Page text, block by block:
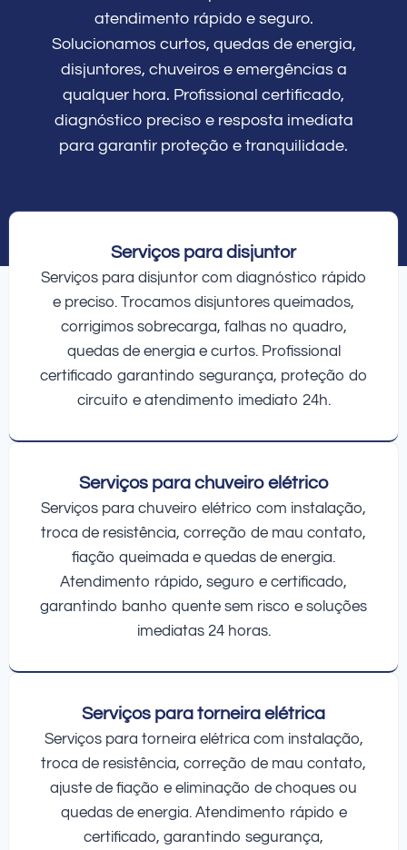
atendimento rápido e seguro.
Solucionamos curtos, quedas de energia,
disjuntores, chuveiros e emergências a
qualquer hora. Profissional certificado,
diagnóstico preciso e resposta imediata
para garantir proteção e tranquilidade.
Serviços para disjuntor
Serviços para disjuntor com diagnóstico rápido
e preciso. Trocamos disjuntores queimados,
corrigimos sobrecarga, falhas no quadro,
quedas de energia e curtos. Profissional
certificado garantindo segurança, proteção do
circuito e atendimento imediato 24h.
Serviços para chuveiro elétrico
Serviços para chuveiro elétrico com instalação,
troca de resistência, correção de mau contato,
fiação queimada e quedas de energia.
Atendimento rápido, seguro e certificado,
garantindo banho quente sem risco e soluções
imediatas 24 horas.
Serviços para torneira elétrica
Serviços para torneira elétrica com instalação,
troca de resistência, correção de mau contato,
ajuste de fiação e eliminação de choques ou
quedas de energia. Atendimento rápido e
certificado, garantindo segurança,